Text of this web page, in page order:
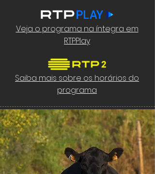
Veja o programa na íntegra em
RTPPlay
Saiba mais sobre os horários do
programa